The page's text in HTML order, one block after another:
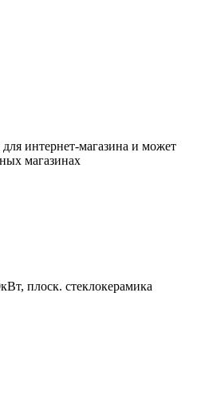
интернет-магазина и может
магазинах
плоск. стеклокерамика